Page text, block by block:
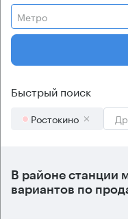
Метро
Быстрый поиск
Ростокино
В районе станции
вариантов по